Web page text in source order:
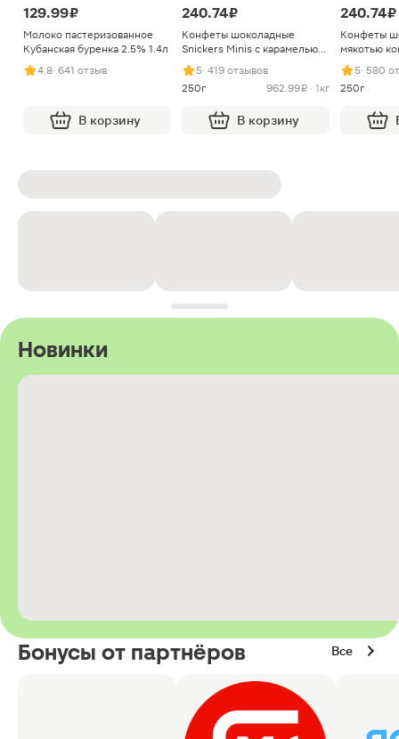
129.99 ₽
Молоко пастеризованное
Кубанская буренка 2.5% 1.4л
4.8· 641 отзыв
В корзину
240.74 ₽
Конфеты шоколадные
Snickers Minis с карамелью
арахисом и нугой
5· 419 отзывов
250г
962.99 ₽ · 1кг
В корзину
240.74 ₽
Конфеты
мякотью
5· 580
250г
Новинки
Бонусы от партнёров Все